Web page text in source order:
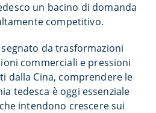
un bacino di domanda
competitivo.
da trasformazioni
commerciali e pressioni
dalla Cina, comprendere le
tedesca è oggi essenziale
intendono crescere sui